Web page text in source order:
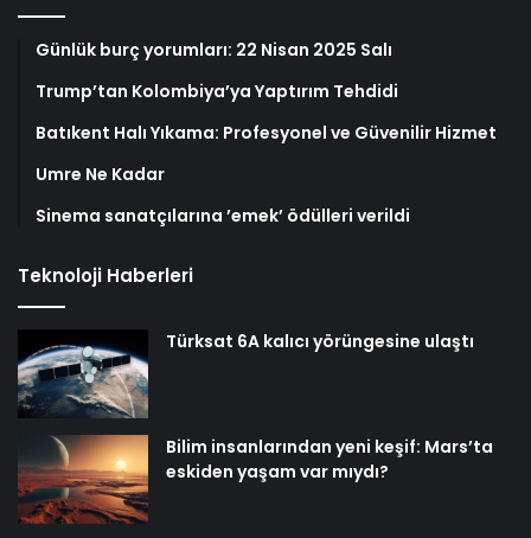
Günlük burç yorumları: 22 Nisan 2025 Salı
Trump’tan Kolombiya’ya Yaptırım Tehdidi
Batıkent Halı Yıkama: Profesyonel ve Güvenilir Hizmet
Umre Ne Kadar
Sinema sanatçılarına ’emek’ ödülleri verildi
Teknoloji Haberleri
Türksat 6A kalıcı yörüngesine ulaştı
Bilim insanlarından yeni keşif: Mars’ta
eskiden yaşam var mıydı?